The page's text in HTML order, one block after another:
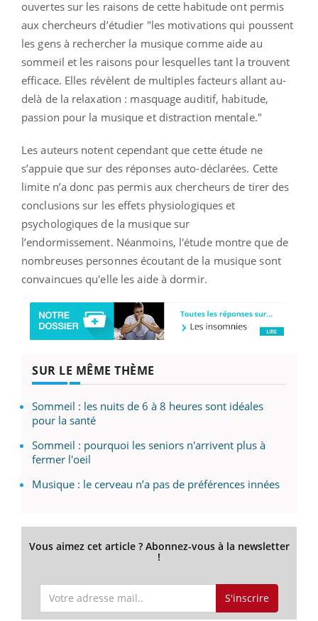
ouvertes sur les raisons de cette habitude ont permis
aux chercheurs d’étudier "les motivations qui poussent
les gens à rechercher la musique comme aide au
sommeil et les raisons pour lesquelles tant la trouvent
efficace. Elles révèlent de multiples facteurs allant au-
delà de la relaxation : masquage auditif, habitude,
passion pour la musique et distraction mentale."
Les auteurs notent cependant que cette étude ne
s’appuie que sur des réponses auto-déclarées. Cette
limite n’a donc pas permis aux chercheurs de tirer des
conclusions sur les effets physiologiques et
psychologiques de la musique sur
l’endormissement. Néanmoins, l'étude montre que de
nombreuses personnes écoutant de la musique sont
convaincues qu'elle les aide à dormir.
SUR LE MÊME THÈME
Sommeil : les nuits de 6 à 8 heures sont idéales
pour la santé
Sommeil : pourquoi les seniors n'arrivent plus à
fermer l'oeil
Musique : le cerveau n’a pas de préférences innées
Vous aimez cet article ? Abonnez-vous à la newsletter
!
S'inscrire